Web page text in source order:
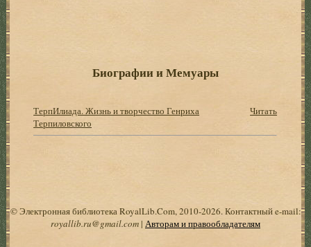
Биографии и Мемуары
ТерпИлиада. Жизнь и творчество Генриха
Терпиловского
Читать
© Электронная библиотека RoyalLib.Com, 2010-2026. Контактный e-mail:
royallib.ru@gmail.com| Авторам и правообладателям